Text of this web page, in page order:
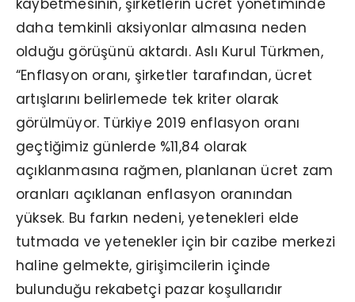
daha temkinli aksiyonlar almasına neden
olduğu görüşünü aktardı. Aslı Kurul Türkmen,
“Enflasyon oranı, şirketler tarafından, ücret
artışlarını belirlemede tek kriter olarak
görülmüyor. Türkiye 2019 enflasyon oranı
geçtiğimiz günlerde %11,84 olarak
açıklanmasına rağmen, planlanan ücret zam
oranları açıklanan enflasyon oranından
yüksek. Bu farkın nedeni, yetenekleri elde
tutmada ve yetenekler için bir cazibe merkezi
haline gelmekte, girişimcilerin içinde
bulunduğu rekabetçi pazar koşullarıdır